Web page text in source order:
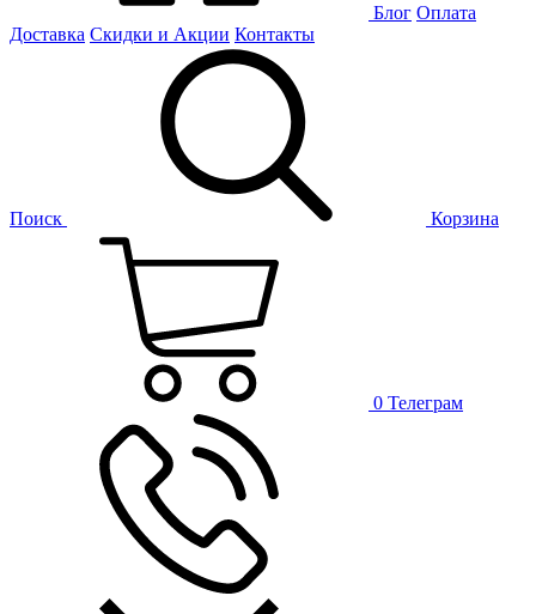
Блог Оплата
Доставка Скидки и Акции Контакты
Поиск Корзина
0 Телеграм